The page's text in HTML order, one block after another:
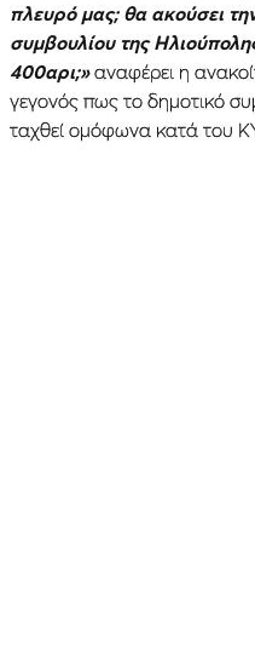
πλευρό μας; θα ακούσει
συμβουλίου της
400αρι;»αναφέρει η
γεγονός πως το δημοτικό
ταχθεί ομόφωνα κατά του